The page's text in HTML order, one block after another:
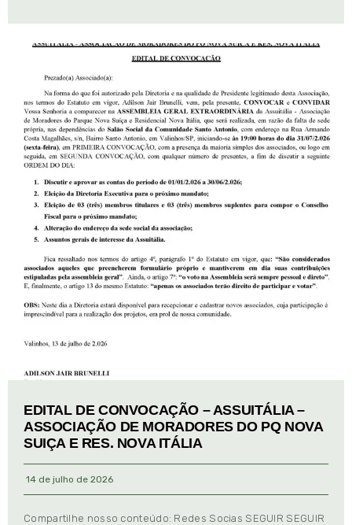
EDITAL DE CONVOCAÇÃO – ASSUITÁLIA –
ASSOCIAÇÃO DE MORADORES DO PQ NOVA
SUIÇA E RES. NOVA ITÁLIA
14 de julho de 2026
Compartilhe nosso conteúdo: Redes Socias SEGUIR SEGUIR